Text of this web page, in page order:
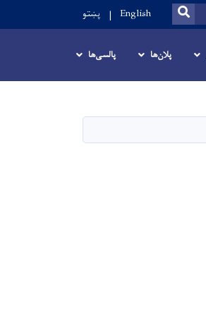
SEARCH
English پښتو
پلان‌ها پالسی‌ها